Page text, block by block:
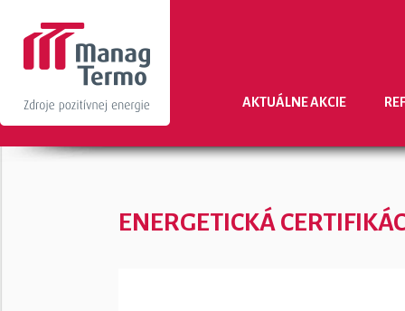
AKTUÁLNE AKCIE
ENERGETICKÁ